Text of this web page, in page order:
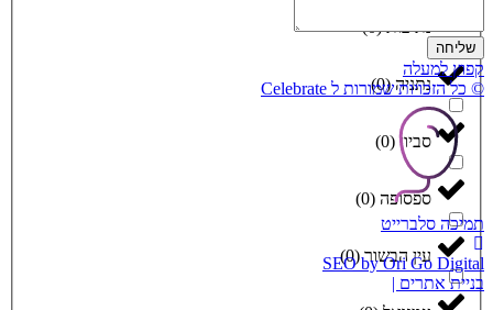
נתיבות(
0
)
נתניה(
0
)
סביון(
0
)
ספסופה (
0
)
עין הבשור(
0
)
שליחה
קפוץ למעלה
© כל הזכויות שמורות ל Celebrate
תמיכה סלברייט
SEO by Ori Go Digital
בניית אתרים |